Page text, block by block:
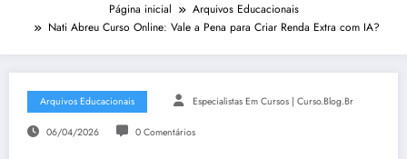
Página inicial
Arquivos Educacionais
Nati Abreu Curso Online: Vale a Pena para Criar Renda Extra com IA?
Arquivos Educacionais Especialistas Em Cursos | Curso.blog.br
06/04/2026 0 Comentários